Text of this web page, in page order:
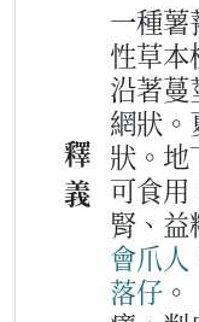
釋
義
一種薯
性草本
沿著蔓
網狀。
狀。地
可食用
腎、益
會爪 人
落仔 。